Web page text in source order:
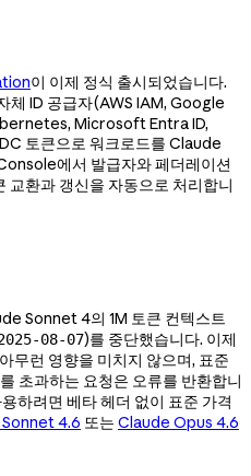
이 이제 정식 출시되었습니다.
체 ID 공급자(AWS IAM, Google
Microsoft Entra ID,
토큰으로 워크로드를 Claude
에서 발급자와 페더레이션
교환과 갱신을 자동으로 처리합니
Sonnet 4의 1M 토큰 컨텍스트
08-07)를 중단했습니다. 이제
무런 영향을 미치지 않으며, 표준
초과하는 요청은 오류를 반환합니
하려면 베타 헤더 없이 표준 가격
4.6 또는 Claude Opus 4.6